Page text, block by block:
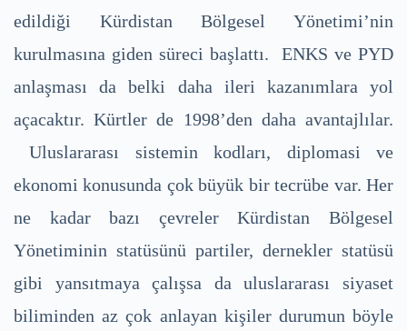
edildiği Kürdistan Bölgesel Yönetimi’nin
kurulmasına giden süreci başlattı. ENKS ve PYD
anlaşması da belki daha ileri kazanımlara yol
açacaktır. Kürtler de 1998’den daha avantajlılar.
Uluslararası sistemin kodları, diplomasi ve
ekonomi konusunda çok büyük bir tecrübe var. Her
ne kadar bazı çevreler Kürdistan Bölgesel
Yönetiminin statüsünü partiler, dernekler statüsü
gibi yansıtmaya çalışsa da uluslararası siyaset
biliminden az çok anlayan kişiler durumun böyle